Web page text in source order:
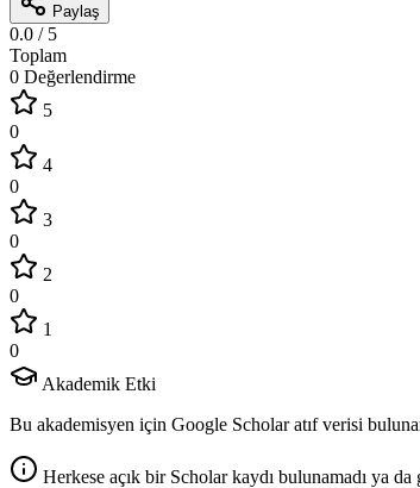
Paylaş
0.0 / 5
Toplam
0 Değerlendirme
5
0
4
0
3
0
2
0
1
0
Akademik Etki
Bu akademisyen için Google Scholar atıf verisi
Herkese açık bir Scholar kaydı bulunamadı ya